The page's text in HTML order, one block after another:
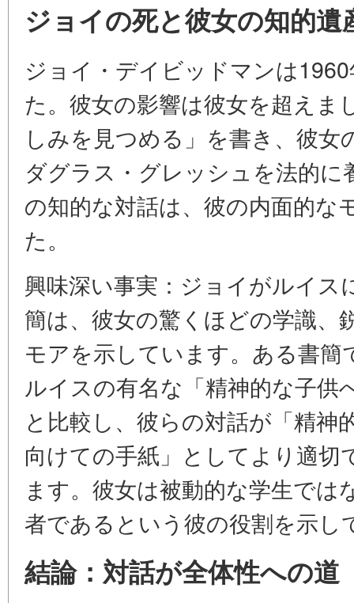
ジョイの死と彼女の知的遺
ジョイ・デイビッドマンは
た。彼女の影響は彼女を超えま
しみを見つめる」を書き、彼
ダグラス・グレッシュを法的
の知的な対話は、彼の内面的な
た。
興味深い事実：ジョイがルイス
簡は、彼女の驚くほどの学識、
モアを示しています。ある書
ルイスの有名な「精神的な子
と比較し、彼らの対話が「精神
向けての手紙」としてより適
ます。彼女は被動的な学生では
者であるという彼の役割を示し
結論：対話が全体性への道